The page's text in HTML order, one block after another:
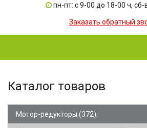
пн-пт: с 9-00 до 18-00 ч,
Заказать обратный
Каталог товаров
Мотор-редукторы (372)